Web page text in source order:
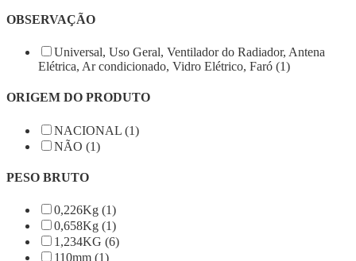
OBSERVAÇÃO
Universal, Uso Geral, Ventilador do Radiador, Antena
Elétrica, Ar condicionado, Vidro Elétrico, Faró (1)
ORIGEM DO PRODUTO
NACIONAL (1)
NÃO (1)
PESO BRUTO
0,226Kg (1)
0,658Kg (1)
1,234KG (6)
110mm (1)